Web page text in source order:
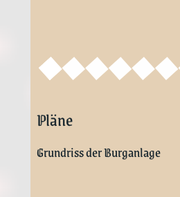
rot: unte­rer Burg­be­reich mit
Wirtschaftsbereich
Anschrift & Kontakt